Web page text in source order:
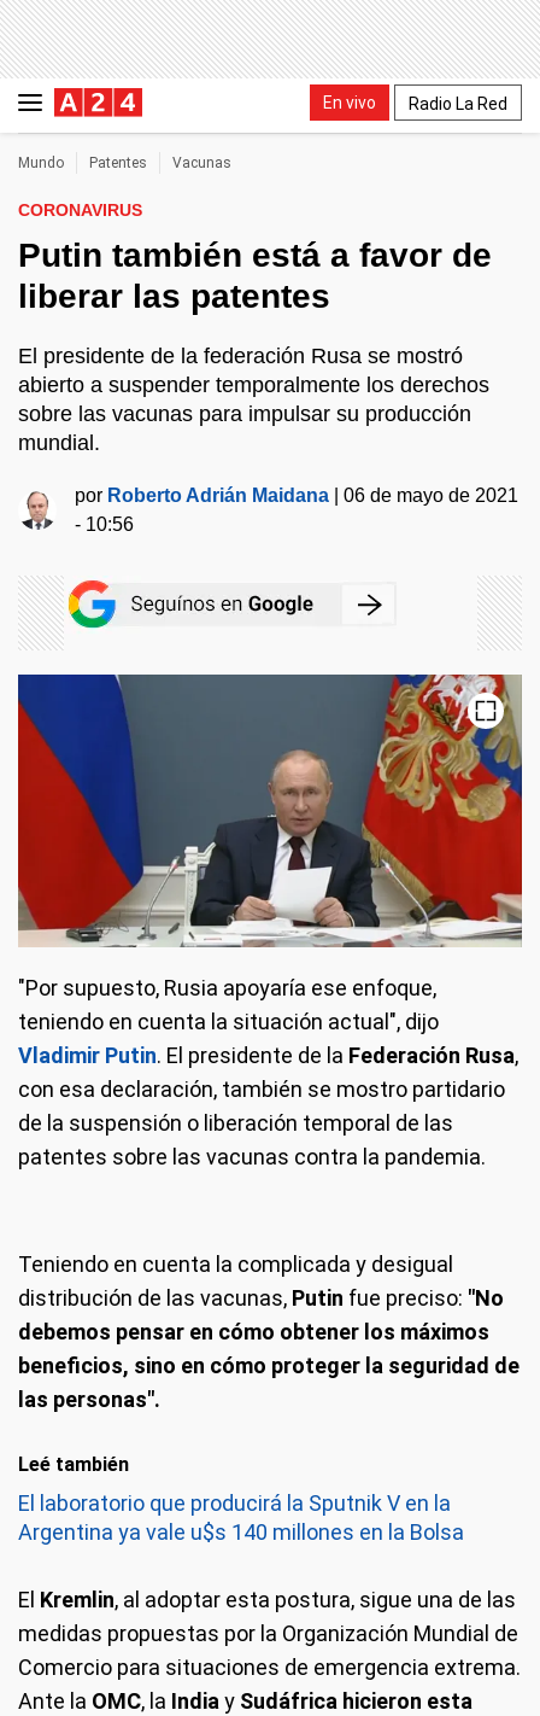
En vivo Radio La Red
Mundo Patentes Vacunas
CORONAVIRUS
Putin también está a favor de
liberar las patentes
El presidente de la federación Rusa se mostró
abierto a suspender temporalmente los derechos
sobre las vacunas para impulsar su producción
mundial.
por Roberto Adrián Maidana |06 de mayo de 2021
- 10:56
"Por supuesto, Rusia apoyaría ese enfoque,
teniendo en cuenta la situación actual", dijo
Vladimir Putin. El presidente de la Federación Rusa,
con esa declaración, también se mostro partidario
de la suspensión o liberación temporal de las
patentes sobre las vacunas contra la pandemia.
Teniendo en cuenta la complicada y desigual
distribución de las vacunas, Putin fue preciso: "No
debemos pensar en cómo obtener los máximos
beneficios, sino en cómo proteger la seguridad de
las personas".
Leé también
El laboratorio que producirá la Sputnik V en la
Argentina ya vale u$s 140 millones en la Bolsa
El Kremlin, al adoptar esta postura, sigue una de las
medidas propuestas por la Organización Mundial de
Comercio para situaciones de emergencia extrema.
Ante la OMC, la India y Sudáfrica hicieron esta